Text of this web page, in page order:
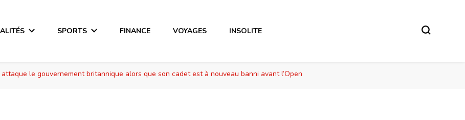
SPORTS FINANCE VOYAGES INSOLITE
le gouvernement britannique alors que son cadet est à nouveau banni avant l’Open